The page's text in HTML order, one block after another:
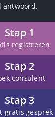
antwoord.
Stap 1
registreren
Stap 2
consulent
Stap 3
gratis gesprek